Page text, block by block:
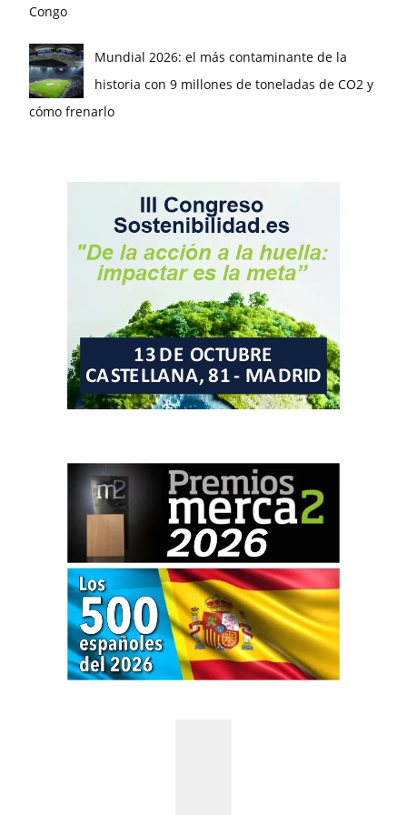
Congo
Mundial 2026: el más contaminante de la
historia con 9 millones de toneladas de CO2 y
cómo frenarlo